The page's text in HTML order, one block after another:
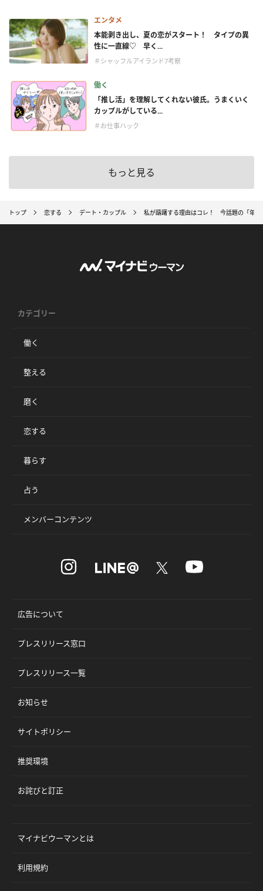
エンタメ
本能剥き出し、夏の恋がスタート！ タイプの異
性に一直線♡ 早く...
＃シャッフルアイランド7考察
働く
「推し活」を理解してくれない彼氏。うまくいく
カップルがしている...
＃お仕事ハック
もっと見る
トップ 恋する デート・カップル 私が躊躇する理由はコレ！ 今話題の「年下
カテゴリー
働く
整える
磨く
恋する
暮らす
占う
メンバーコンテンツ
広告について
プレスリリース窓口
プレスリリース一覧
お知らせ
サイトポリシー
推奨環境
お詫びと訂正
マイナビウーマンとは
利用規約